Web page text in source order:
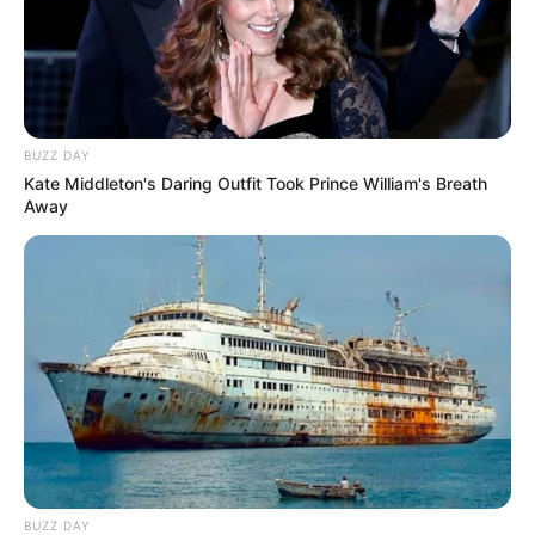
BUZZ DAY
Kate Middleton's Daring Outfit Took Prince William's Breath
Away
BUZZ DAY